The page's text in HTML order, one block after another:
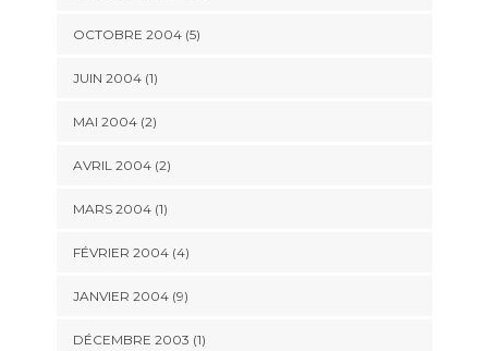
OCTOBRE 2004 (5)
JUIN 2004 (1)
MAI 2004 (2)
AVRIL 2004 (2)
MARS 2004 (1)
FÉVRIER 2004 (4)
JANVIER 2004 (9)
DÉCEMBRE 2003 (1)